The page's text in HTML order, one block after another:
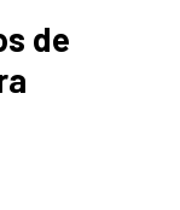
de